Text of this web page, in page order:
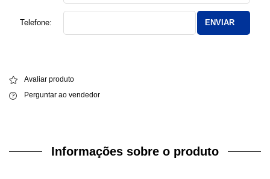
Telefone: ENVIAR
Avaliar produto
Perguntar ao vendedor
Informações sobre o produto